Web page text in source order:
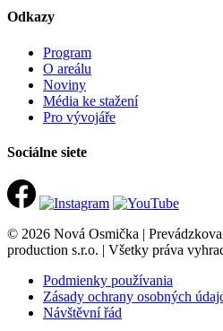
Odkazy
Program
O areálu
Noviny
Média ke stažení
Pro vývojáře
Sociálne siete
© 2026 Nová Osmička |
production s.r.o. | Všetky práva
Podmienky používania
Zásady ochrany osobných
Návštěvní řád